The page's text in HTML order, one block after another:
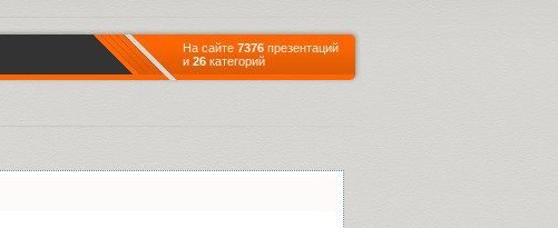
На сайте 7376 презентаций
и 26 категорий